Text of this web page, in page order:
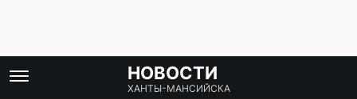
НОВОСТИ
ХАНТЫ-МАНСИЙСКА